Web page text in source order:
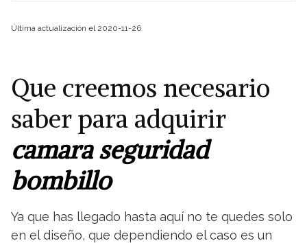
Última actualización el 2020-11-26
Que creemos necesario
saber para adquirir
camara seguridad
bombillo
Ya que has llegado hasta aquí no te quedes solo
en el diseño, que dependiendo el caso es un